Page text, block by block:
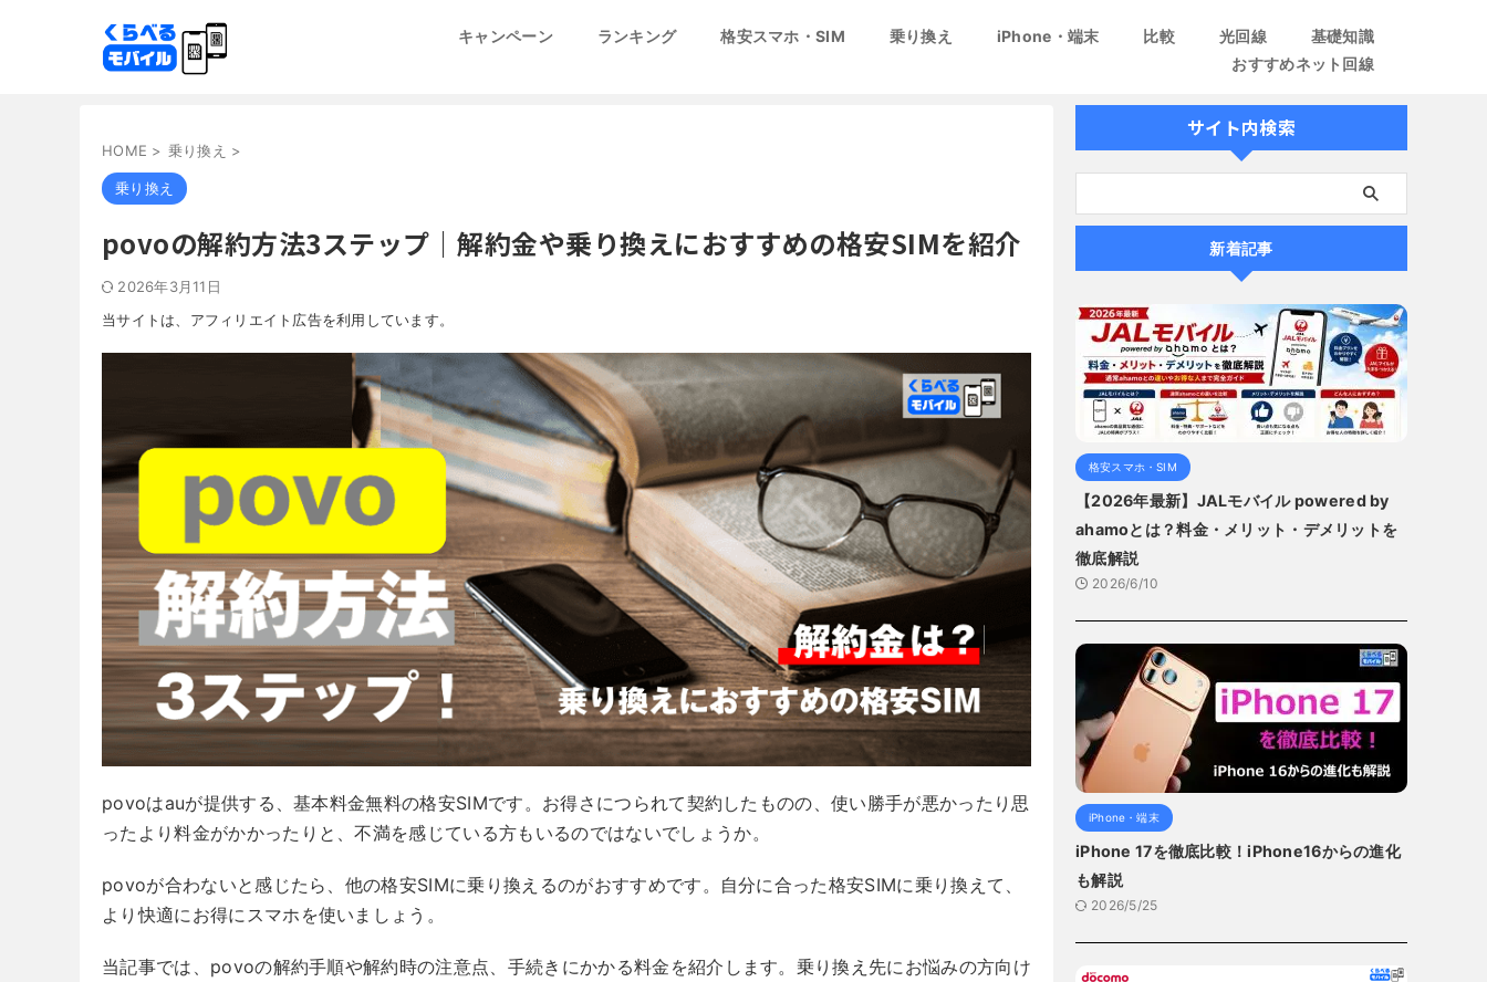
キャンペーン ランキング 格安スマホ・SIM 乗り換え iPhone・端末 比較 光回線
基礎知識
おすすめネット回線
HOME > 乗り換え >
乗り換え
povoの解約方法3ステップ｜解約金や乗り換えにおすすめの格安SIMを紹介
2026年3月11日
当サイトは、アフィリエイト広告を利用しています。
povoはauが提供する、基本料金無料の格安SIMです。お得さにつられて契約したものの、使い勝手が悪かったり思
ったより料金がかかったりと、不満を感じている方もいるのではないでしょうか。
povoが合わないと感じたら、他の格安SIMに乗り換えるのがおすすめです。自分に合った格安SIMに乗り換えて、
より快適にお得にスマホを使いましょう。
当記事では、povoの解約手順や解約時の注意点、手続きにかかる料金を紹介します。乗り換え先にお悩みの方向け
サイト内検索
新着記事
格安スマホ・SIM
【2026年最新】JALモバイル powered by
ahamoとは？料金・メリット・デメリットを
徹底解説
2026/6/10
iPhone・端末
iPhone 17を徹底比較！iPhone16からの進化
も解説
2026/5/25